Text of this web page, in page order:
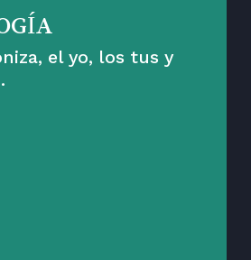
el yo, los tus y